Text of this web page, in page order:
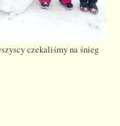
czekaliśmy na śnieg